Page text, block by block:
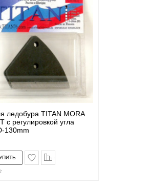
ледобура TITAN MORA
c регулировкой угла
130mm
в закладки